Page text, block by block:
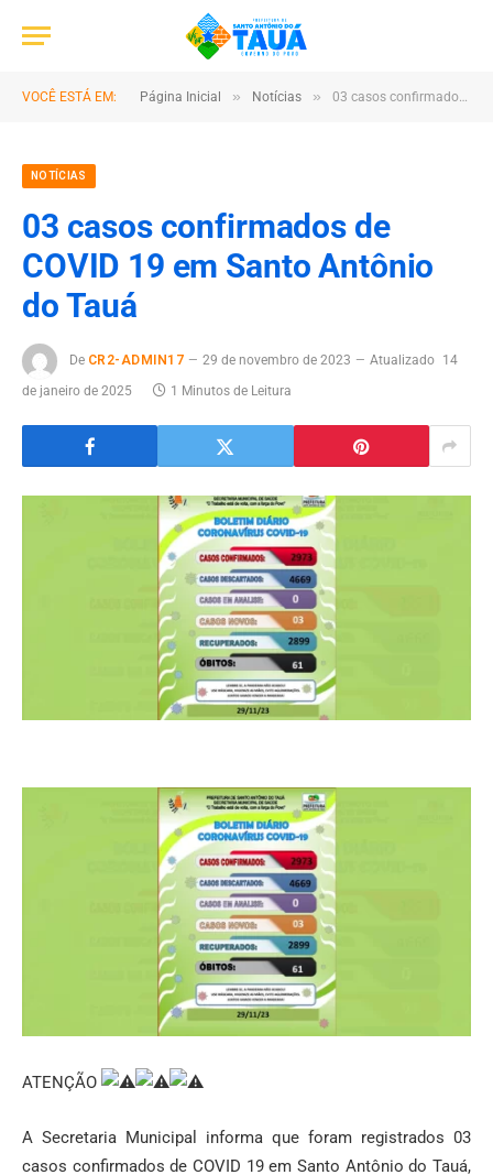
VOCÊ ESTÁ EM: Página Inicial » Notícias » 03 casos confirmados de COVID 19 em Santo Antônio do Tauá
NOTÍCIAS
03 casos confirmados de
COVID 19 em Santo Antônio
do Tauá
De CR2-ADMIN17 29 de novembro de 2023 Atualizado 14
de janeiro de 2025
1 Minutos de Leitura
ATENÇÃO
A Secretaria Municipal informa que foram registrados 03
casos confirmados de COVID 19 em Santo Antônio do Tauá,